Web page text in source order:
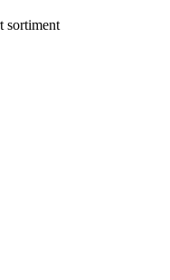
sortiment